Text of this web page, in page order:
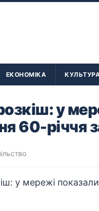
ЕКОНОМІКА
у
60-річчя